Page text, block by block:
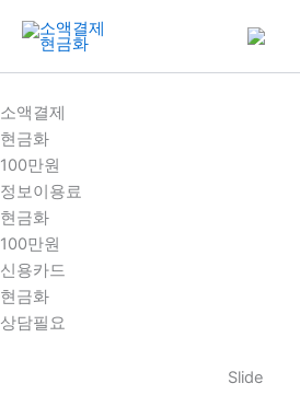
건
너
뛰
기
소액결제
현금화
100만원
정보이용료
현금화
100만원
신용카드
현금화
상담필요
Slide